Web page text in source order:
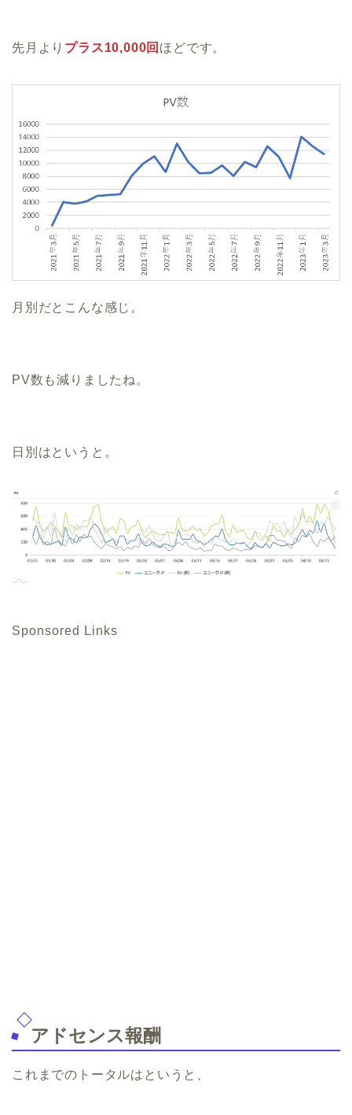
先月より プラス10,000回 ほどです。
月別だとこんな感じ。
PV数も減りましたね。
日別はというと。
Sponsored Links
アドセンス報酬
これまでのトータルはというと、